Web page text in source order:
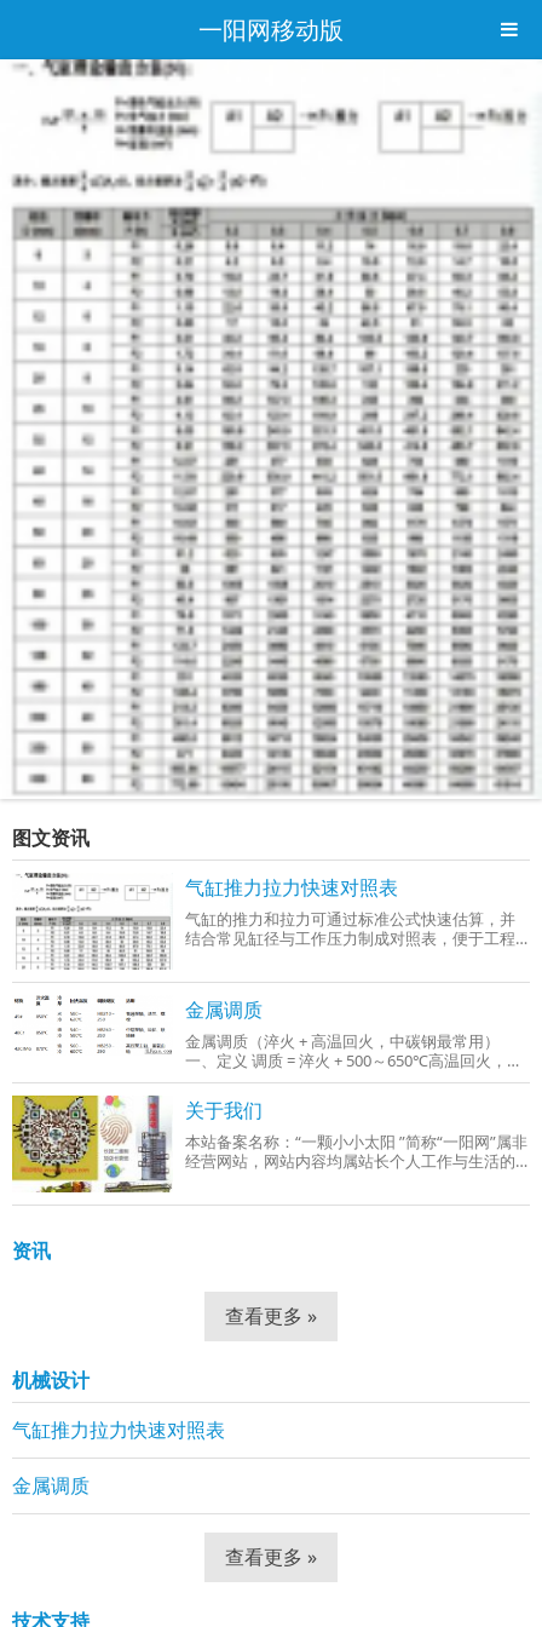
一阳网移动版
图文资讯
气缸推力拉力快速对照表
气缸的推力和拉力可通过标准公式快速估算，并
结合常见缸径与工作压力制成对照表，便于工程
力0.4–0.6 MPa）整理的‌气缸推力与拉力快
金属调质
金属调质（淬火 + 高温回火，中碳钢最常用）
一、定义 调质 = 淬火 + 500～650℃高温回火，只
适用于中碳钢、中碳合金钢（C：0.3%～0.5%），
成品组织：回火索氏体（铁素体 + 细小球状碳
关于我们
本站备案名称：“一颗小小太阳 ”简称“一阳网”属非
经营网站，网站内容均属站长个人工作与生活的
制、网站组建等。
资讯
查看更多 »
机械设计
气缸推力拉力快速对照表
金属调质
查看更多 »
技术支持